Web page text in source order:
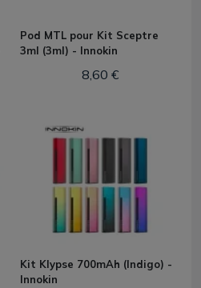
Pod MTL pour Kit Sceptre
3ml (3ml) - Innokin
8,60 €
Kit Klypse 700mAh (Indigo) -
Innokin